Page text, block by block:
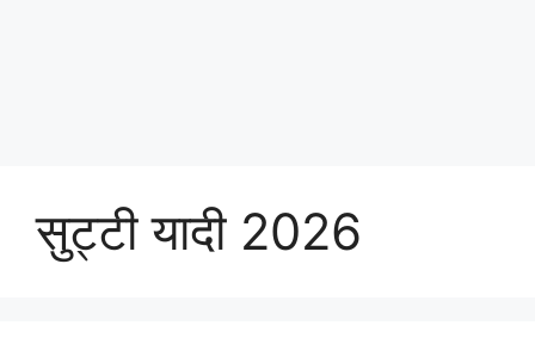
सुट्टी यादी 2026